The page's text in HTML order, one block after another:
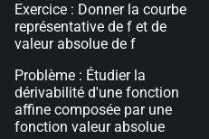
Exercice : Donner la courbe
représentative de f et de
valeur absolue de f
Problème : Étudier la
dérivabilité d'une fonction
affine composée par une
fonction valeur absolue